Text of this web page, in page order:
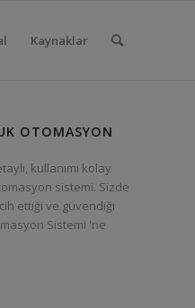
Kaynaklar
OTOMASYON
kullanımı kolay
sistemi. Sizde
ettiği ve güvendiği
Sistemi 'ne